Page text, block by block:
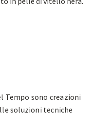
Tempo sono creazioni
soluzioni tecniche